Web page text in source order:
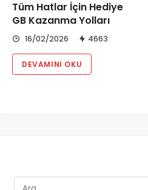
Tüm Hatlar İçin Hediye
GB Kazanma Yolları
16/02/2026 4663
DEVAMINI OKU